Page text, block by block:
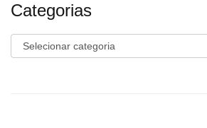
Categorias
Categorias